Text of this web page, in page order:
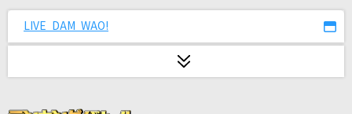
フォニイ feat.可不(KAFU)
ツミキ
back number
LIVE DAM WAO!